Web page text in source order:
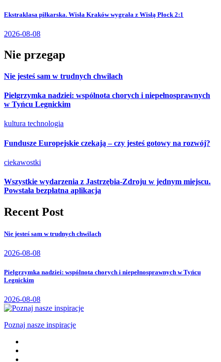
Ekstraklasa piłkarska. Wisła Kraków wygrała z Wisłą Płock 2:1
2026-08-08
Nie przegap
Nie jesteś sam w trudnych chwilach
Pielgrzymka nadziei: wspólnota chorych i niepełnosprawnych
w Tyńcu Legnickim
kultura technologia
Fundusze Europejskie czekają – czy jesteś gotowy na rozwój?
ciekawostki
Wszystkie wydarzenia z Jastrzębia-Zdroju w jednym miejscu.
Powstała bezpłatna aplikacja
Recent Post
Nie jesteś sam w trudnych chwilach
2026-08-08
Pielgrzymka nadziei: wspólnota chorych i niepełnosprawnych w Tyńcu
Legnickim
2026-08-08
Poznaj nasze inspiracje